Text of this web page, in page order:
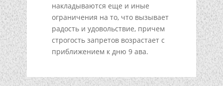
накладываются еще и иные
ограничения на то, что вызывает
радость и удовольствие, причем
строгость запретов возрастает с
приближением к дню 9 ава.